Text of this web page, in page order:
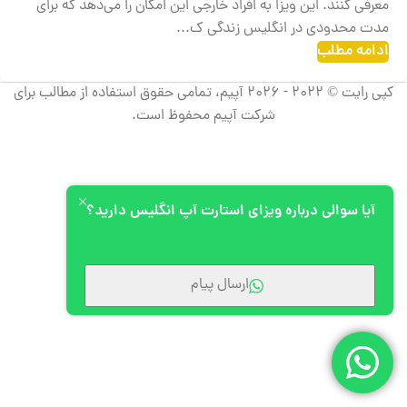
معرفی کنند. این ویزا به افراد خارجی این امکان را می‌دهد که برای
مدت محدودی در انگلیس زندگی ک...
ادامه مطلب
کپی رایت © 2022 - 2026 آپیم، تمامی حقوق استفاده از مطالب برای
شرکت آپیم محفوظ است.
آیا سوالی درباره ویزای استارت آپ انگلیس دارید؟
ارسال پیام